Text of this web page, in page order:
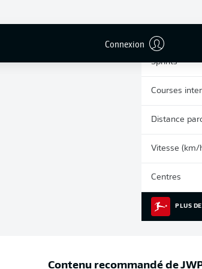
Connexion
Sprints
Courses
Distance
Vitesse (km/
Centres
PLUS
Contenu recommandé de